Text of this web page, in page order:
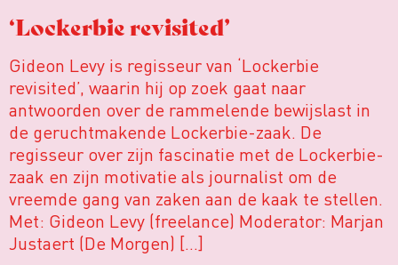
‘Lockerbie revisited’
Gideon Levy is regisseur van ‘Lockerbie
revisited’, waarin hij op zoek gaat naar
antwoorden over de rammelende bewijslast in
de geruchtmakende Lockerbie-zaak. De
regisseur over zijn fascinatie met de Lockerbie-
zaak en zijn motivatie als journalist om de
vreemde gang van zaken aan de kaak te stellen.
Met: Gideon Levy (freelance) Moderator: Marjan
Justaert (De Morgen) […]